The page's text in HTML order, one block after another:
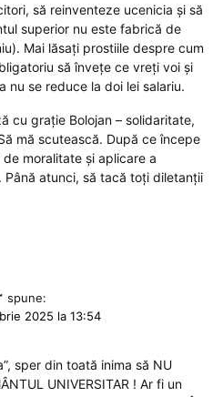
să reinventeze ucenicia și să
superior nu este fabrică de
Mai lăsați prostiile despre cum
să învețe ce vreți voi și
nu se reduce la doi lei salariu.
cu grație Bolojan – solidaritate,
mă scutească. După ce începe
moralitate și aplicare a
Până atunci, să tacă toți diletanții
spune:
2025 la 13:54
sper din toată inima să NU
UNIVERSITAR ! Ar fi un